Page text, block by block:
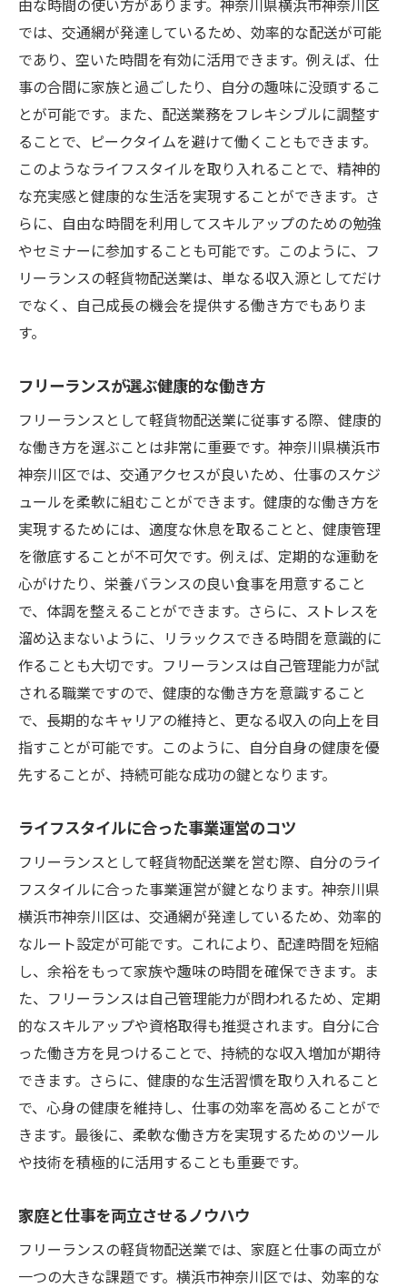
由な時間の使い方があります。神奈川県横浜市神奈川区
では、交通網が発達しているため、効率的な配送が可能
であり、空いた時間を有効に活用できます。例えば、仕
事の合間に家族と過ごしたり、自分の趣味に没頭するこ
とが可能です。また、配送業務をフレキシブルに調整す
ることで、ピークタイムを避けて働くこともできます。
このようなライフスタイルを取り入れることで、精神的
な充実感と健康的な生活を実現することができます。さ
らに、自由な時間を利用してスキルアップのための勉強
やセミナーに参加することも可能です。このように、フ
リーランスの軽貨物配送業は、単なる収入源としてだけ
でなく、自己成長の機会を提供する働き方でもありま
す。
フリーランスが選ぶ健康的な働き方
フリーランスとして軽貨物配送業に従事する際、健康的
な働き方を選ぶことは非常に重要です。神奈川県横浜市
神奈川区では、交通アクセスが良いため、仕事のスケジ
ュールを柔軟に組むことができます。健康的な働き方を
実現するためには、適度な休息を取ることと、健康管理
を徹底することが不可欠です。例えば、定期的な運動を
心がけたり、栄養バランスの良い食事を用意すること
で、体調を整えることができます。さらに、ストレスを
溜め込まないように、リラックスできる時間を意識的に
作ることも大切です。フリーランスは自己管理能力が試
される職業ですので、健康的な働き方を意識すること
で、長期的なキャリアの維持と、更なる収入の向上を目
指すことが可能です。このように、自分自身の健康を優
先することが、持続可能な成功の鍵となります。
ライフスタイルに合った事業運営のコツ
フリーランスとして軽貨物配送業を営む際、自分のライ
フスタイルに合った事業運営が鍵となります。神奈川県
横浜市神奈川区は、交通網が発達しているため、効率的
なルート設定が可能です。これにより、配達時間を短縮
し、余裕をもって家族や趣味の時間を確保できます。ま
た、フリーランスは自己管理能力が問われるため、定期
的なスキルアップや資格取得も推奨されます。自分に合
った働き方を見つけることで、持続的な収入増加が期待
できます。さらに、健康的な生活習慣を取り入れること
で、心身の健康を維持し、仕事の効率を高めることがで
きます。最後に、柔軟な働き方を実現するためのツール
や技術を積極的に活用することも重要です。
家庭と仕事を両立させるノウハウ
フリーランスの軽貨物配送業では、家庭と仕事の両立が
一つの大きな課題です。横浜市神奈川区では、効率的な